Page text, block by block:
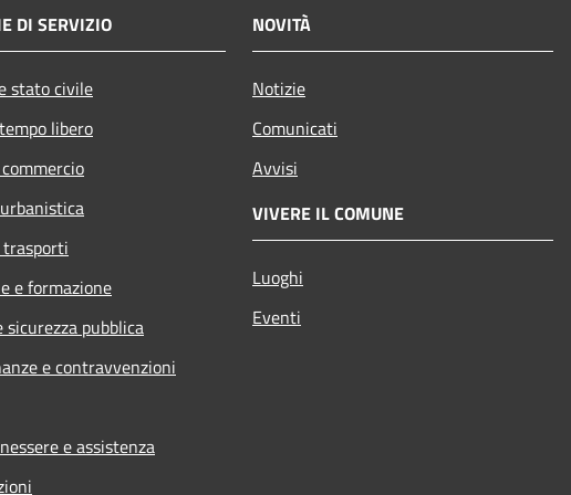
DI SERVIZIO
stato civile
libero
e formazione
sicurezza pubblica
e contravvenzioni
e assistenza
NOVITÀ
Notizie
Comunicati
Avvisi
VIVERE IL COMUNE
Luoghi
Eventi